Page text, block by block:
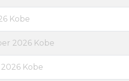
Kobe
2026 Kobe
Kobe